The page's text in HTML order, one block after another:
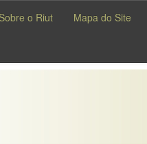
Sobre o Riut Mapa do Site